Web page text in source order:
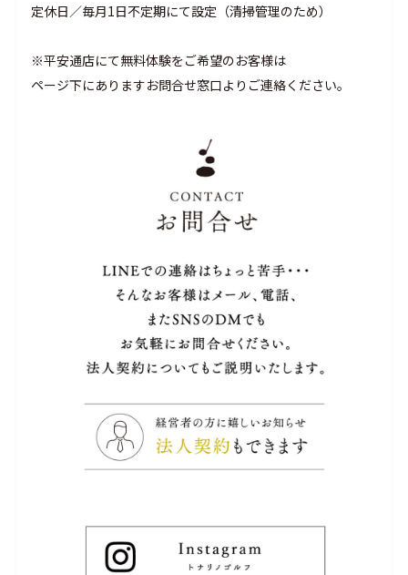
定休日／毎月1日不定期にて設定（清掃管理のため）
※平安通店にて無料体験をご希望のお客様は
ページ下にありますお問合せ窓口よりご連絡ください。